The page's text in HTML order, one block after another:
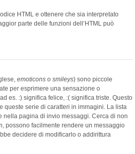
HTML e ottenere che sia interpretato
parte delle funzioni dell’HTML può
emoticons o smileys) sono piccole
per esprimere una sensazione o
es. :) significa felice, :( significa triste. Questo
queste serie di caratteri in immagini. La lista
nella pagina di invio messaggi. Cerca di non
possono facilmente rendere un messaggio
decidere di modificarlo o addirittura